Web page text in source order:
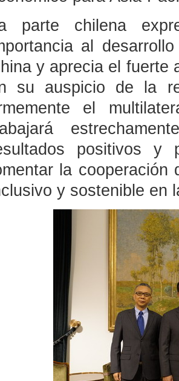
parte chilena
al
y aprecia el fuerte
su auspicio de la
el
positivos y
la cooperación
y sostenible en